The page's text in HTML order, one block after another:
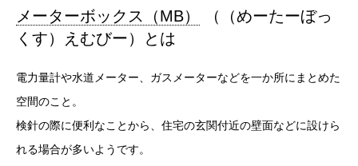
メーターボックス（MB）
（（めーたーぼっ
くす）えむびー）とは
電力量計や水道メーター、ガスメーターなどを一か所にまとめた
空間のこと。
検針の際に便利なことから、住宅の玄関付近の壁面などに設けら
れる場合が多いようです。